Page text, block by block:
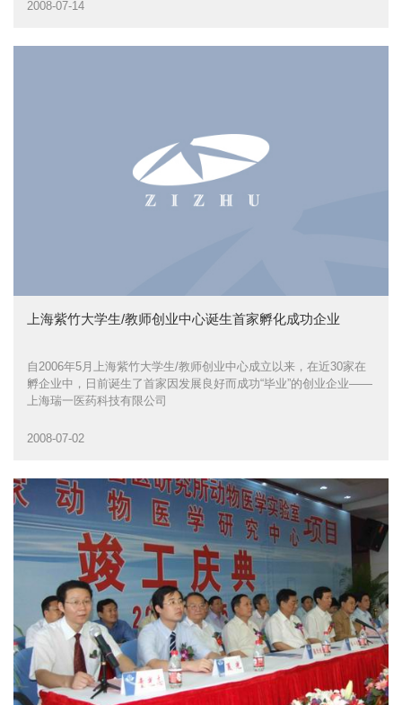
2008-07-14
上海紫竹大学生/教师创业中心诞生首家孵化成功企业
自2006年5月上海紫竹大学生/教师创业中心成立以来，在近30家在
孵企业中，日前诞生了首家因发展良好而成功“毕业”的创业企业——
上海瑞一医药科技有限公司
2008-07-02